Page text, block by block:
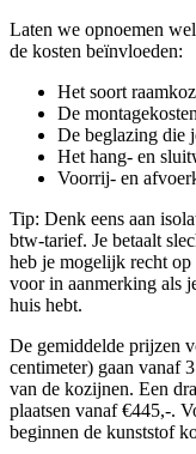
Laten we opnoemen
de kosten beïnvloeden:
Het soort
De montagekosten
De beglazing die
Het hang- en
Voorrij- en
Tip: Denk eens aan
btw-tarief. Je betaalt
heb je mogelijk recht
voor in aanmerking als
huis hebt.
De gemiddelde prijzen
centimeter) gaan vanaf
van de kozijnen. Een
plaatsen vanaf €445,-.
beginnen de kunststof